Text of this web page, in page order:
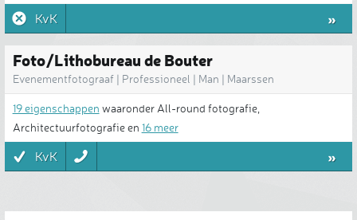
KvK »
Foto/Lithobureau de Bouter
Evenementfotograaf | Professioneel | Man | Maarssen
19 eigenschappen waaronder All-round fotografie,
Architectuurfotografie en 16 meer
KvK »